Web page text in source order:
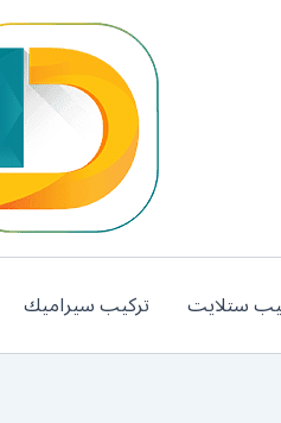
ستلايت تركيب سيراميك